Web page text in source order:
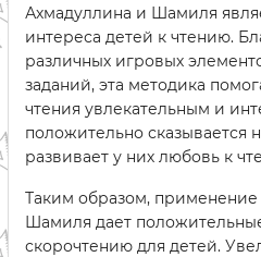
Ахмадуллина и Шамиля
интереса детей к чтению.
различных игровых
заданий, эта методика
чтения увлекательным и
положительно сказывается
развивает у них любовь к
Таким образом,
Шамиля дает
скорочтению для детей.